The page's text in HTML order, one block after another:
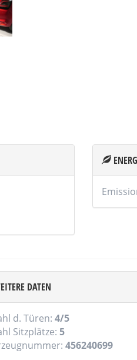
DATEN
d. Türen: 4/5
Sitzplätze: 5
456240699